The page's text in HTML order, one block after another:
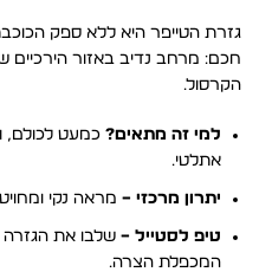
חכם: מרחב נדיב באזור הירכיים
הקרסול.
למי זה מתאים? כמעט לכולם,
אתלטי.
יתרון מרכזי – מראה נקי
טיפ לסטייל – שלבו את הגזרה
המכפלת הצרה.